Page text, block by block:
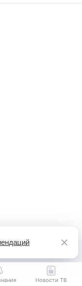
Новости ТВ